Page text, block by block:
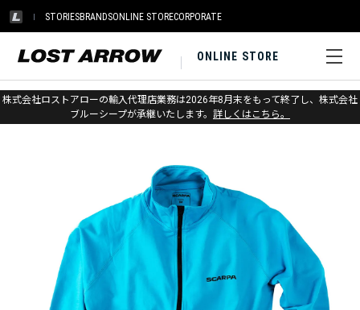
STORIESBRANDSONLINE STORECORPORATE
ONLINE STORE
株式会社ロストアローの輸入代理店業務は2026年8月末をもって終了し、株式会社
ブルーシープが承継いたします。 詳しくはこちら。
ホーム > スカルパ > アパレル＆アクセサリー